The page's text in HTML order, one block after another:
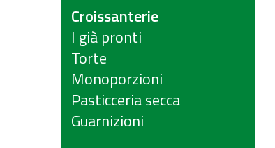
Croissanterie
I già pronti
Torte
Monoporzioni
Pasticceria secca
Guarnizioni